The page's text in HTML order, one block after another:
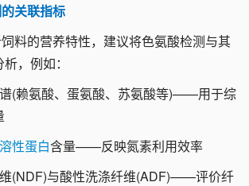
关联指标
料的营养特性，建议将色氨酸检测与其
，例如：
谱(赖氨酸、蛋氨酸、苏氨酸等)——用于综
性蛋白含量——反映氮素利用效率
(NDF)与酸性洗涤纤维(ADF)——评价纤